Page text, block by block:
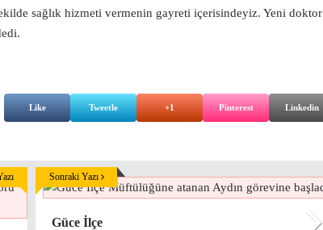
sağlık hizmeti vermenin gayreti içerisindeyiz. Yeni doktor
Like Tweetle +1 Pinterest Linkedin
Güce İlçe
Sonraki Yazı